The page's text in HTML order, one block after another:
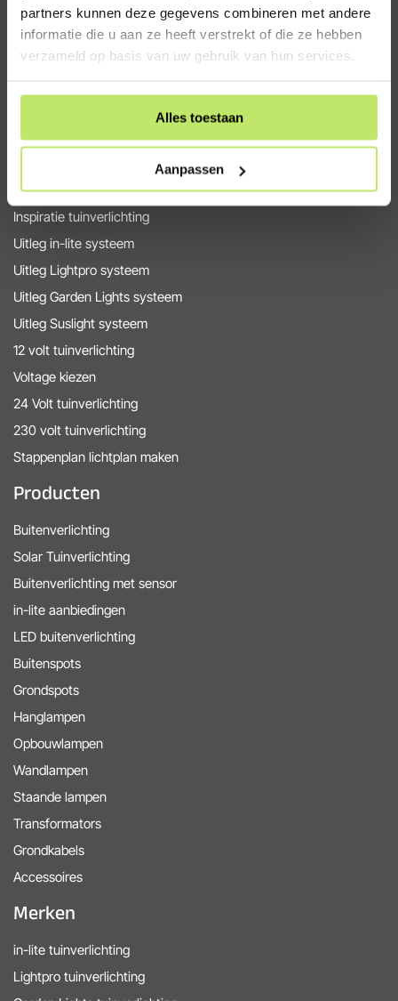
partners kunnen deze gegevens combineren met andere
informatie die u aan ze heeft verstrekt of die ze hebben
verzameld op basis van uw gebruik van hun services.
Alles toestaan
Aanpassen
Zakelijk bestellen
Spaarpunten programma
Privacy verklaring
Contact
Montage tuinverlichting
Inspiratie tuinverlichting
Uitleg in-lite systeem
Uitleg Lightpro systeem
Uitleg Garden Lights systeem
Uitleg Suslight systeem
12 volt tuinverlichting
Voltage kiezen
24 Volt tuinverlichting
230 volt tuinverlichting
Stappenplan lichtplan maken
Producten
Buitenverlichting
Solar Tuinverlichting
Buitenverlichting met sensor
in-lite aanbiedingen
LED buitenverlichting
Buitenspots
Grondspots
Hanglampen
Opbouwlampen
Wandlampen
Staande lampen
Transformators
Grondkabels
Accessoires
Merken
in-lite tuinverlichting
Lightpro tuinverlichting